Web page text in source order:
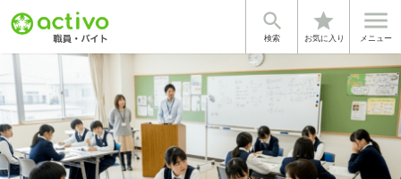

検索
star
お気に入り

メニュー
基本情報 体験談・雰囲気